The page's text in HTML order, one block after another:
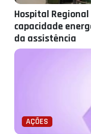
Hospital
capacidade
da assistência
AÇÕES